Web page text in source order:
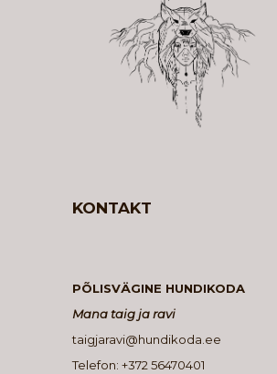
KONTAKT
PÕLISVÄGINE HUNDIKODA
Mana taig ja ravi
taigjaravi@hundikoda.ee
Telefon: +372 56470401